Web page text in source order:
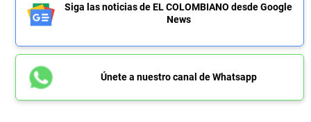
Siga las noticias de EL COLOMBIANO desde Google
News
Únete a nuestro canal de Whatsapp